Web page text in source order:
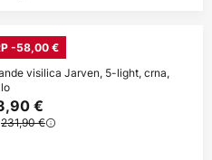
-58,00 €
visilica Jarven, 5-light, crna,
€
231,90 €